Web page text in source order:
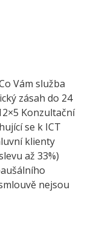
Vám služba
zásah do 24
Konzultační
se k ICT
klienty
až 33%)
nejsou